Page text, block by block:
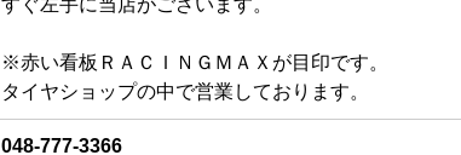
すぐ左手に当店がございます。
※赤い看板ＲＡＣＩＮＧＭＡＸが目印です。
タイヤショップの中で営業しております。
048-777-3366